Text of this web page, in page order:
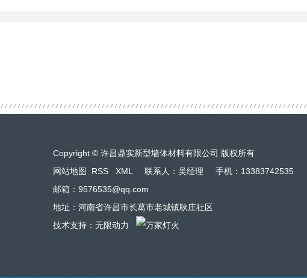
Copyright © 许昌鼎实新型墙体材料有限公司 版权所有
网站地图
RSS XML
联系人：吴经理 手机：13383742535
邮箱：9576535@qq.com
地址：河南省许昌市长葛市老城镇耿庄社区
技术支持： 无限动力